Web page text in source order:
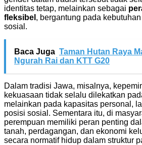
identitas tetap, melainkan sebagai
fleksibel , bergantung pada
sosial.
Baca Juga Taman Hutan Raya
Ngurah Rai dan KTT G20
Dalam tradisi Jawa, misalnya,
kekuasaan tidak selalu dilekatkan
melainkan pada kapasitas personal,
posisi sosial. Sementara itu, di
perempuan memiliki peran penting
tanah, perdagangan, dan ekonomi
secara normatif hidup dalam struktur